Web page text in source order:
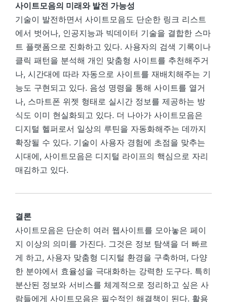
사이트모음의 미래와 발전 가능성
기술이 발전하면서 사이트모음도 단순한 링크 리스트
에서 벗어나, 인공지능과 빅데이터 기술을 결합한 스마
트 플랫폼으로 진화하고 있다. 사용자의 검색 기록이나
클릭 패턴을 분석해 개인 맞춤형 사이트를 추천해주거
나, 시간대에 따라 자동으로 사이트를 재배치해주는 기
능도 구현되고 있다. 음성 명령을 통해 사이트를 열거
나, 스마트폰 위젯 형태로 실시간 정보를 제공하는 방
식도 이미 현실화되고 있다. 더 나아가 사이트모음은
디지털 헬퍼로서 일상의 루틴을 자동화해주는 데까지
확장될 수 있다. 기술이 사용자 경험에 초점을 맞추는
시대에, 사이트모음은 디지털 라이프의 핵심으로 자리
매김하고 있다.
결론
사이트모음은 단순히 여러 웹사이트를 모아놓은 페이
지 이상의 의미를 가진다. 그것은 정보 탐색을 더 빠르
게 하고, 사용자 맞춤형 디지털 환경을 구축하며, 다양
한 분야에서 효율성을 극대화하는 강력한 도구다. 특히
분산된 정보와 서비스를 체계적으로 정리하고 싶은 사
람들에게 사이트모음은 필수적인 해결책이 된다. 활용